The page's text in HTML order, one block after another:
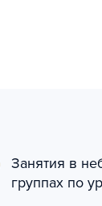
Занятия в
группах по